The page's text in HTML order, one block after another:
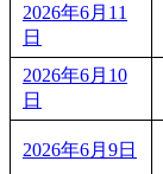
2026年6月11
日
2026年6月10
日
2026年6月9日